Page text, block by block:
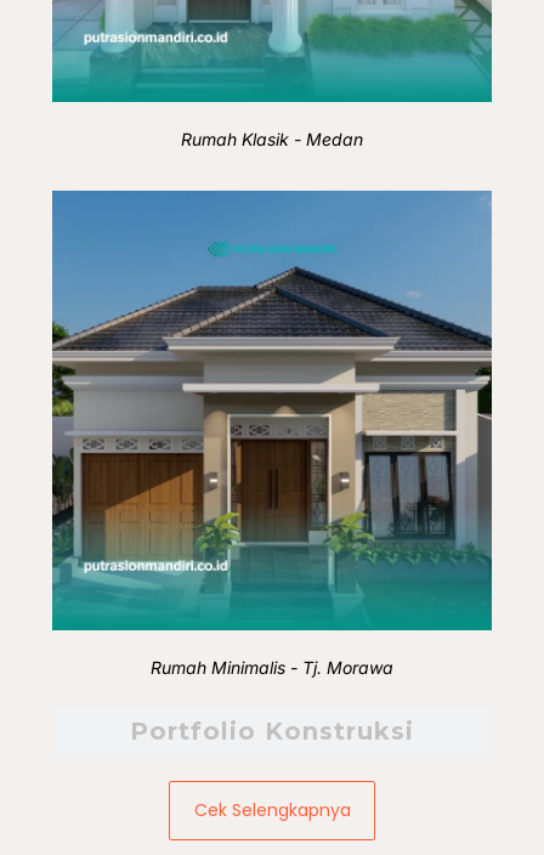
Portfolio Konstruksi
Rumah Klasik - Medan
Rumah Minimalis - Tj. Morawa
Cek Selengkapnya